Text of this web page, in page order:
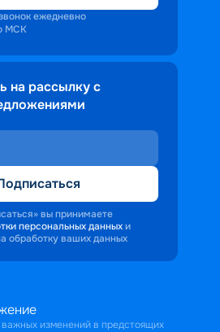
ежедневно
МСК
на рассылку с
вы принимаете
персональных данных и
обработку ваших данных
изменений в предстоящих